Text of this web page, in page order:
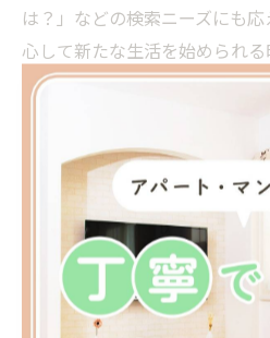
は？」などの検索ニーズにも
心して新たな生活を始められ
切です。
タイミング選びが
生活
親との同居生活でタイミ